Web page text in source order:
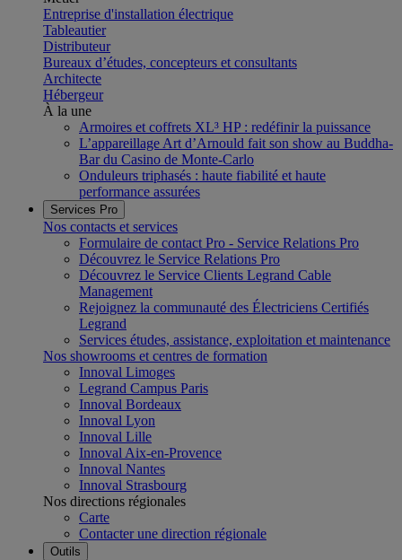
Entreprise d'installation électrique
Tableautier
Distributeur
Bureaux d’études, concepteurs et consultants
Architecte
Hébergeur
À la une
Armoires et coffrets XL³ HP : redéfinir la puissance
L’appareillage Art d’Arnould fait son show au Buddha-
Bar du Casino de Monte-Carlo
Onduleurs triphasés : haute fiabilité et haute
performance assurées
Services Pro
Nos contacts et services
Formulaire de contact Pro - Service Relations Pro
Découvrez le Service Relations Pro
Découvrez le Service Clients Legrand Cable
Management
Rejoignez la communauté des Électriciens Certifiés
Legrand
Services études, assistance, exploitation et maintenance
Nos showrooms et centres de formation
Innoval Limoges
Legrand Campus Paris
Innoval Bordeaux
Innoval Lyon
Innoval Lille
Innoval Aix-en-Provence
Innoval Nantes
Innoval Strasbourg
Nos directions régionales
Carte
Contacter une direction régionale
Outils